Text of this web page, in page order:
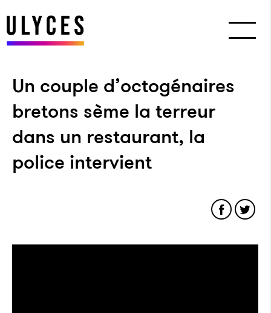
Un couple d’octogénaires
bretons sème la terreur
dans un restaurant, la
police intervient